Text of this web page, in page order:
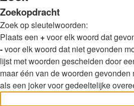
Zoekopdracht
Zoek op sleutelwoorden:
Plaats een +voor elk woord dat
-voor elk woord dat niet gevonden
lijst met woorden gescheiden door
maar één van de woorden gevonden
als een joker voor gedeeltelijke